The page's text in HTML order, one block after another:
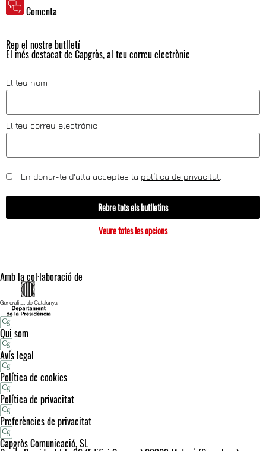
Comenta
Rep el nostre butlletí
El més destacat de Capgròs, al teu correu electrònic
El teu nom
El teu correu electrònic
En donar-te d'alta acceptes la política de privacitat.
Rebre tots els butlletins
Veure totes les opcions
Amb la col·laboració de
Qui som
Avís legal
Política de cookies
Política de privacitat
Preferències de privacitat
Capgròs Comunicació, SL